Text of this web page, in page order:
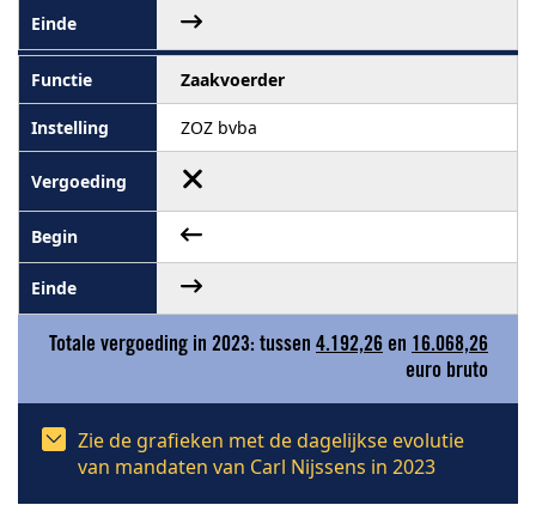
Zaakvoerder
ZOZ bvba
Totale vergoeding in 2023: tussen 4.192,26 en 16.068,26
euro bruto
Zie de grafieken met de dagelijkse evolutie
van mandaten van Carl Nijssens in 2023